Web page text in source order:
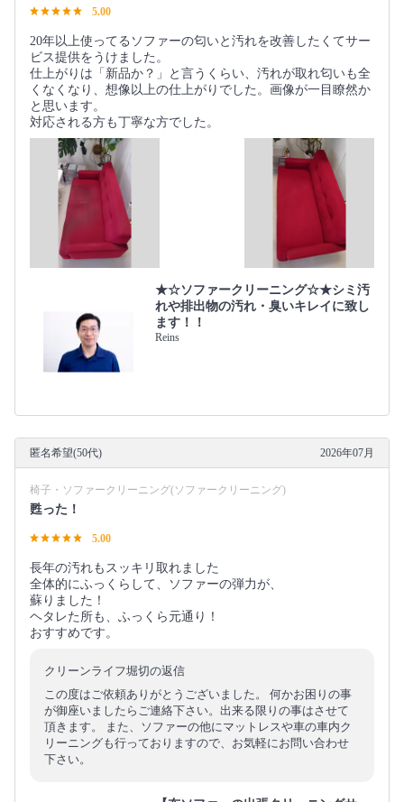
5.00
20年以上使ってるソファーの匂いと汚れを改善したくてサー
ビス提供をうけました。
仕上がりは「新品か？」と言うくらい、汚れが取れ匂いも全
くなくなり、想像以上の仕上がりでした。画像が一目瞭然か
と思います。
対応される方も丁寧な方でした。
★☆ソファークリーニング☆★シミ汚
れや排出物の汚れ・臭いキレイに致し
ます！！
Reins
匿名希望(50代) 2026年07月
椅子・ソファークリーニング(ソファークリーニング)
甦った！
5.00
長年の汚れもスッキリ取れました
全体的にふっくらして、ソファーの弾力が、
蘇りました！
ヘタレた所も、ふっくら元通り！
おすすめです。
クリーンライフ堀切の返信
この度はご依頼ありがとうございました。 何かお困りの事
が御座いましたらご連絡下さい。出来る限りの事はさせて
頂きます。 また、ソファーの他にマットレスや車の車内ク
リーニングも行っておりますので、お気軽にお問い合わせ
下さい。